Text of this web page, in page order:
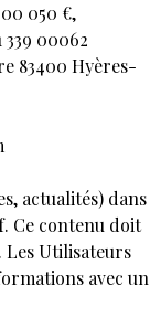
050 €,
00062
83400 Hyères-
actualités) dans
Ce contenu doit
Les Utilisateurs
avec un